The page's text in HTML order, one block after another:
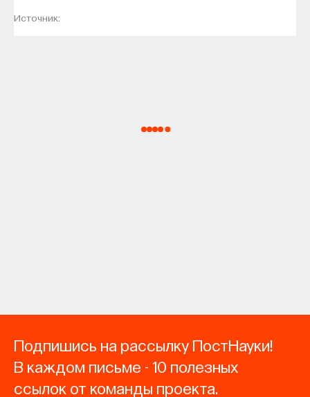
Источник:
Подпишись на рассылку ПостНауки!
В каждом письме - 10 полезных
ссылок от команды проекта.